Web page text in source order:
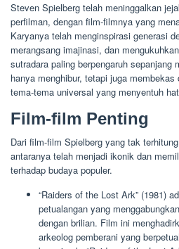
Steven Spielberg telah meninggalkan
perfilman, dengan film-filmnya yang
Karyanya telah menginspirasi generasi
merangsang imajinasi, dan
sutradara paling berpengaruh
hanya menghibur, tetapi juga
tema-tema universal yang menyentuh
Film-film Penting
Dari film-film Spielberg yang tak
antaranya telah menjadi ikonik dan
terhadap budaya populer.
“Raiders of the Lost Ark” (1981)
petualangan yang
dengan brilian. Film ini
arkeolog pemberani yang